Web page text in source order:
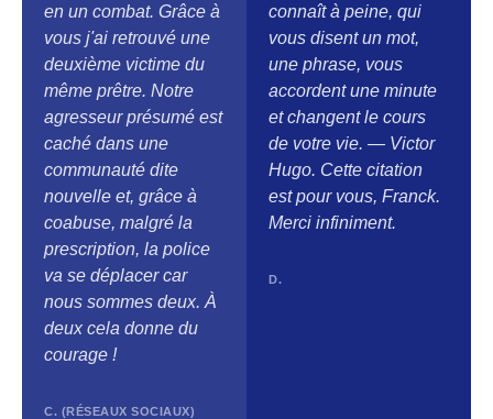
en un combat. Grâce à
vous j'ai retrouvé une
deuxième victime du
même prêtre. Notre
agresseur présumé est
caché dans une
communauté dite
nouvelle et, grâce à
coabuse, malgré la
prescription, la police
va se déplacer car
nous sommes deux. À
deux cela donne du
courage !
C. (RÉSEAUX SOCIAUX)
connaît à peine, qui
vous disent un mot,
une phrase, vous
accordent une minute
et changent le cours
de votre vie. — Victor
Hugo. Cette citation
est pour vous, Franck.
Merci infiniment.
D.